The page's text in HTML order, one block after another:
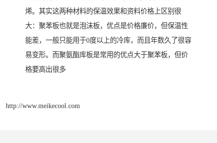
烯。其实这两种材料的保温效果和资料价格上区别很
大：聚苯板也就是泡沫板，优点是价格廉价，但保温性
能差，一般只能用于0度以上的冷库，而且年数久了很容
易变形。而聚氨酯库板是常用的优点大于聚苯板，但价
格要高出很多
http://www.meikecool.com